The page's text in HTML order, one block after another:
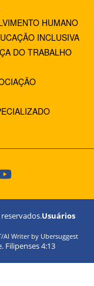
HUMANO
INCLUSIVA
DO TRABALHO
Usuários
AI Writer by Ubersuggest
Filipenses 4:13